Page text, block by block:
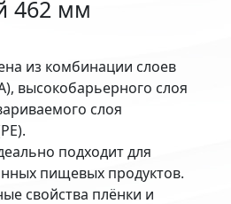
462 мм
из комбинации слоев
высокобарьерного слоя
слоя
подходит для
пищевых продуктов.
свойства плёнки и